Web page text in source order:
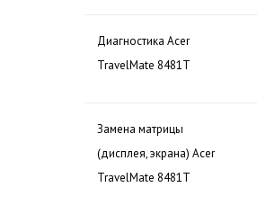
Диагностика Acer
TravelMate 8481T
Замена матрицы
(дисплея, экрана) Acer
TravelMate 8481T